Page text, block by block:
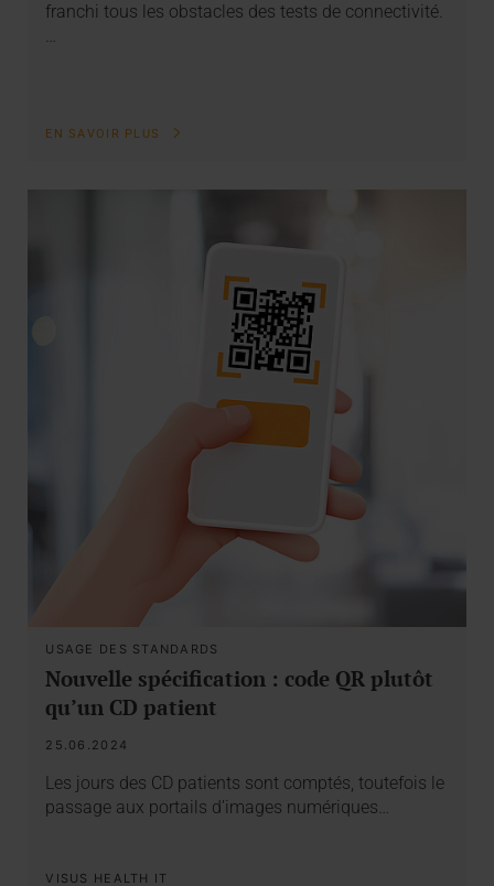
franchi tous les obstacles des tests de connectivité.
…
EN SAVOIR PLUS
USAGE DES STANDARDS
Nouvelle spécification : code QR plutôt
qu’un CD patient
25.06.2024
Les jours des CD patients sont comptés, toutefois le
passage aux portails d’images numériques…
VISUS HEALTH IT